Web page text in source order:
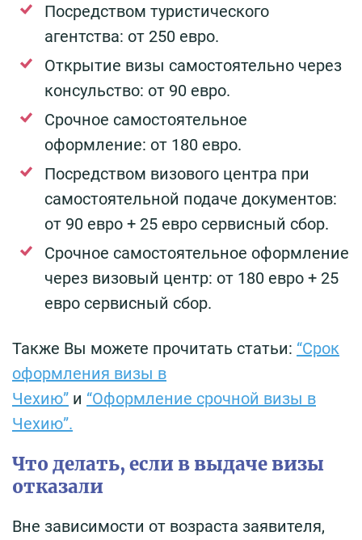
Посредством туристического
агентства: от 250 евро.
Открытие визы самостоятельно через
консульство: от 90 евро.
Срочное самостоятельное
оформление: от 180 евро.
Посредством визового центра при
самостоятельной подаче документов:
от 90 евро + 25 евро сервисный сбор.
Срочное самостоятельное оформление
через визовый центр: от 180 евро + 25
евро сервисный сбор.
Также Вы можете прочитать статьи: “Срок
оформления визы в
Чехию” и “Оформление срочной визы в
Чехию”.
Что делать, если в выдаче визы
отказали
Вне зависимости от возраста заявителя,